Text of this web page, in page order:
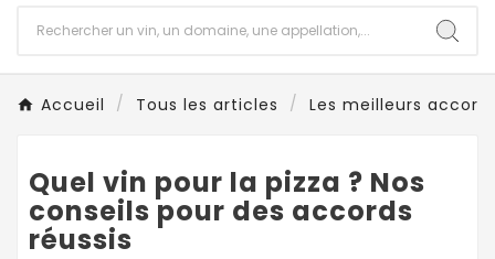
Accueil Tous les articles Les meilleurs
Quel vin pour la pizza ? Nos
conseils pour des accords
réussis